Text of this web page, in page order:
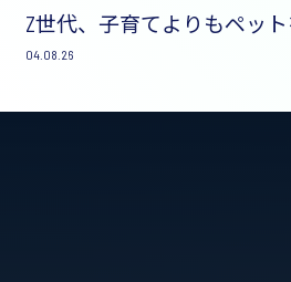
Z世代、子育てよりもペッ
04.08.26